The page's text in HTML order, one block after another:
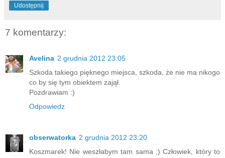
Udostępnij
7 komentarzy:
Avelina 2 grudnia 2012 23:05
Szkoda takiego pięknego miejsca, szkoda, że nie ma nikogo
co by się tym obiektem zajął.
Pozdrawiam :)
Odpowiedz
obserwatorka 2 grudnia 2012 23:20
Koszmarek! Nie weszłabym tam sama ;) Człowiek, który to